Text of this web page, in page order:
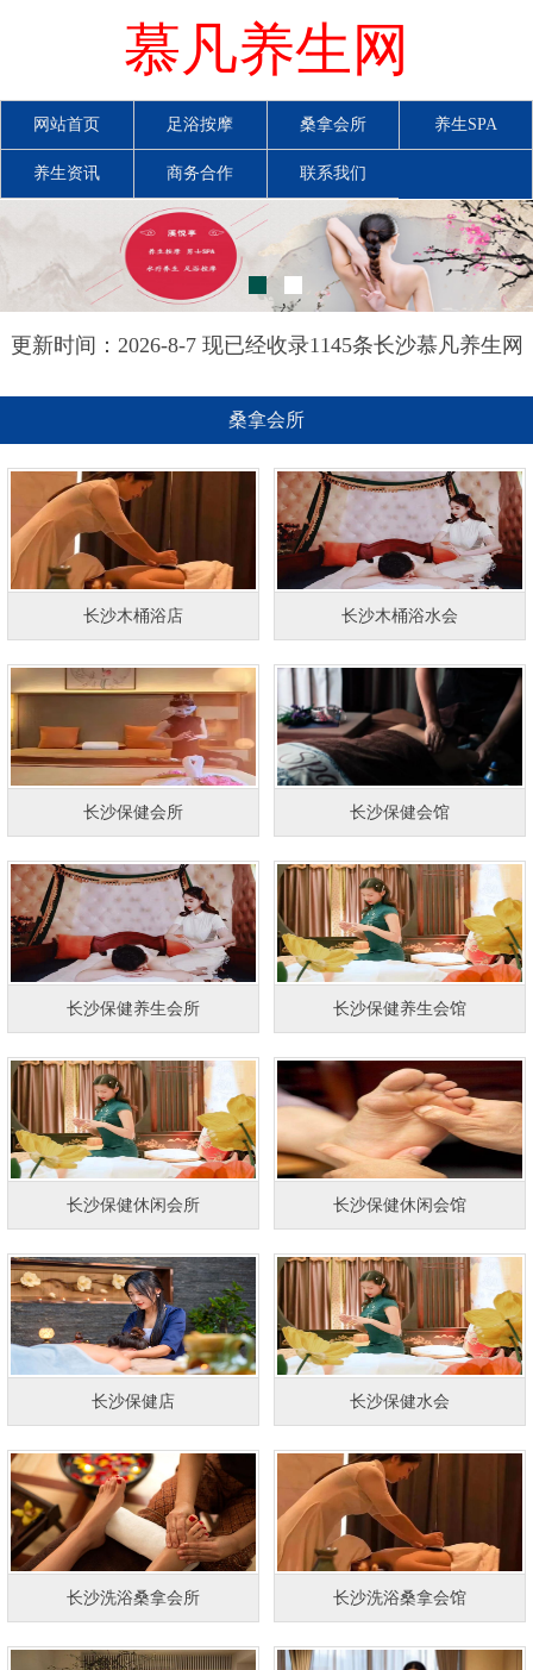
慕凡养生网
网站首页 足浴按摩 桑拿会所 养生SPA
养生资讯 商务合作 联系我们
更新时间：2026-8-7 现已经收录1145条长沙慕凡养生网
桑拿会所
长沙木桶浴店 长沙木桶浴水会
长沙保健会所 长沙保健会馆
长沙保健养生会所 长沙保健养生会馆
长沙保健休闲会所 长沙保健休闲会馆
长沙保健店 长沙保健水会
长沙洗浴桑拿会所 长沙洗浴桑拿会馆